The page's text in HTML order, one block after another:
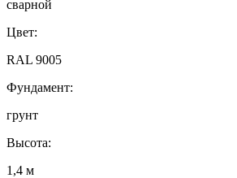
сварной
Цвет:
RAL 9005
Фундамент:
грунт
Высота:
1,4 м